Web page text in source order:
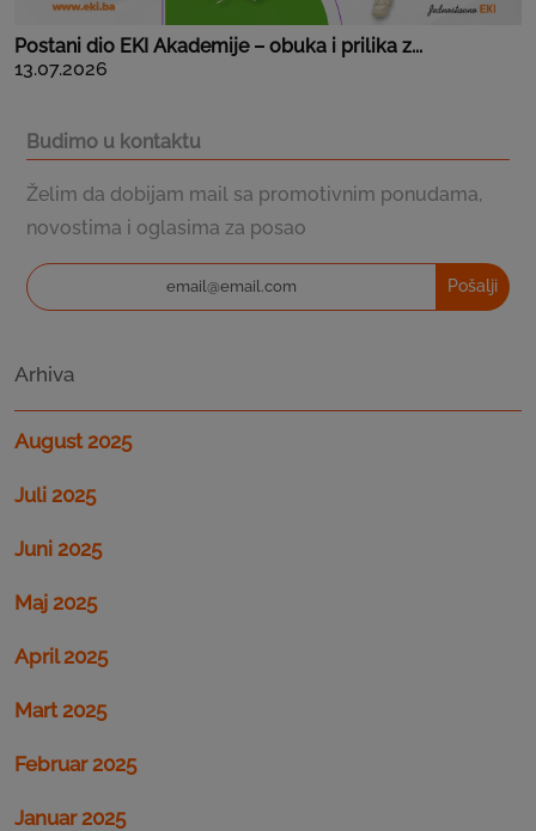
Postani dio EKI Akademije – obuka i prilika z...
13.07.2026
Budimo u kontaktu
Želim da dobijam mail sa promotivnim ponudama,
novostima i oglasima za posao
Pošalji
Arhiva
August 2025
Juli 2025
Juni 2025
Maj 2025
April 2025
Mart 2025
Februar 2025
Januar 2025